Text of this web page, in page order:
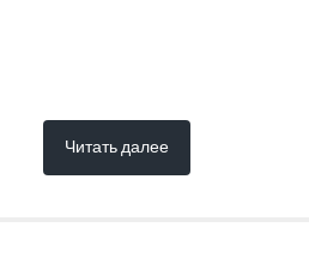
Читать далее